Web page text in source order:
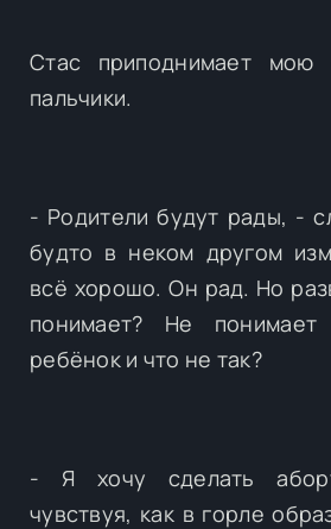
Стас приподнимает мою
пальчики.
- Родители будут рады, -
будто в неком другом
всё хорошо. Он рад. Но
понимает? Не
ребёнок и что не так?
- Я хочу сделать
чувствуя, как в горле